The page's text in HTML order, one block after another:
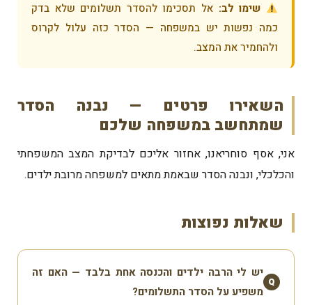
שימו לב: אל תסכימו להסדר תשלומים שלא בדק
כמה נפשות יש במשפחה — הסדר כזה עלול לקרוס
ולהחמיר את המצב.
השאירו פרטים — נבנה הסדר
שמתחשב במשפחה שלכם
אני, אסף סוחריאנו, אחזור אליכם לבדיקת המצב המשפחתי
והכלכלי, ונבנה הסדר שבאמת מתאים למשפחה מרובת ילדים.
שאלות נפוצות
Q
יש לי הרבה ילדים והכנסה אחת בלבד — האם זה
משפיע על הסדר התשלומים?